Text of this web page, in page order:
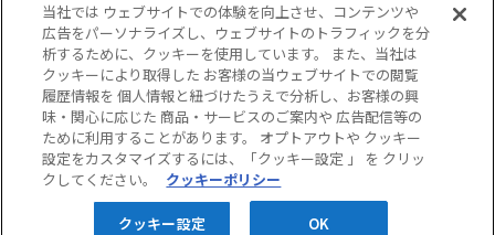
当サイトの表示価格は個別に税込・税抜等の
記載がない場合は「税込価格」です。
Copyright © HANKYU HANSHIN DEPARTMENT STORES, INC. All Rights Reserved.
当社では ウェブサイトでの体験を向上させ、コンテンツや
広告をパーソナライズし、ウェブサイトのトラフィックを分
析するために、クッキーを使用しています。 また、当社は
クッキーにより取得した お客様の当ウェブサイトでの閲覧
履歴情報を 個人情報と紐づけたうえで分析し、お客様の興
味・関心に応じた 商品・サービスのご案内や 広告配信等の
ために利用することがあります。 オプトアウトや クッキー
設定をカスタマイズするには、「クッキー設定 」 を クリッ
クしてください。
クッキーポリシー
クッキー設定 OK